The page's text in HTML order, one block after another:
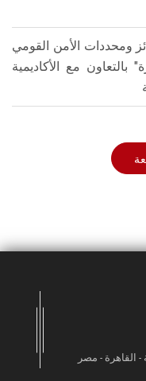
ومحددات الأمن القومي
مع الأكاديمية
- القاهرة - مصر